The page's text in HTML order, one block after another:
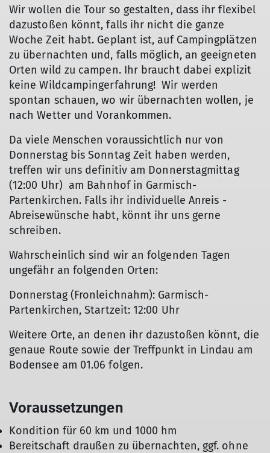
Wir wollen die Tour so gestalten, dass ihr flexibel
dazustoßen könnt, falls ihr nicht die ganze
Woche Zeit habt. Geplant ist, auf Campingplätzen
zu übernachten und, falls möglich, an geeigneten
Orten wild zu campen. Ihr braucht dabei explizit
keine Wildcampingerfahrung! Wir werden
spontan schauen, wo wir übernachten wollen, je
nach Wetter und Vorankommen.
Da viele Menschen voraussichtlich nur von
Donnerstag bis Sonntag Zeit haben werden,
treffen wir uns definitiv am Donnerstagmittag
(12:00 Uhr) am Bahnhof in Garmisch-
Partenkirchen. Falls ihr individuelle Anreis -
Abreisewünsche habt, könnt ihr uns gerne
schreiben.
Wahrscheinlich sind wir an folgenden Tagen
ungefähr an folgenden Orten:
Donnerstag (Fronleichnahm): Garmisch-
Partenkirchen, Startzeit: 12:00 Uhr
Weitere Orte, an denen ihr dazustoßen könnt, die
genaue Route sowie der Treffpunkt in Lindau am
Bodensee am 01.06 folgen.
Voraussetzungen
Kondition für 60 km und 1000 hm
Bereitschaft draußen zu übernachten, ggf. ohne